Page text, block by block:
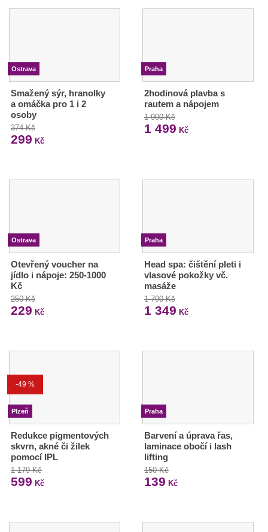
Ostrava
Smažený sýr, hranolky
a omáčka pro 1 i 2
osoby
374 Kč
299 Kč
Praha
2hodinová plavba s
rautem a nápojem
1 900 Kč
1 499 Kč
Ostrava
Otevřený voucher na
jídlo i nápoje: 250-1000
Kč
250 Kč
229 Kč
Praha
Head spa: čištění pleti i
vlasové pokožky vč.
masáže
1 790 Kč
1 349 Kč
-49 %
Plzeň
Redukce pigmentových
skvrn, akné či žilek
pomocí IPL
1 179 Kč
599 Kč
Praha
Barvení a úprava řas,
laminace obočí i lash
lifting
150 Kč
139 Kč